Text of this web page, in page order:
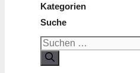
Kategorien
Suche
Suchen
nach: